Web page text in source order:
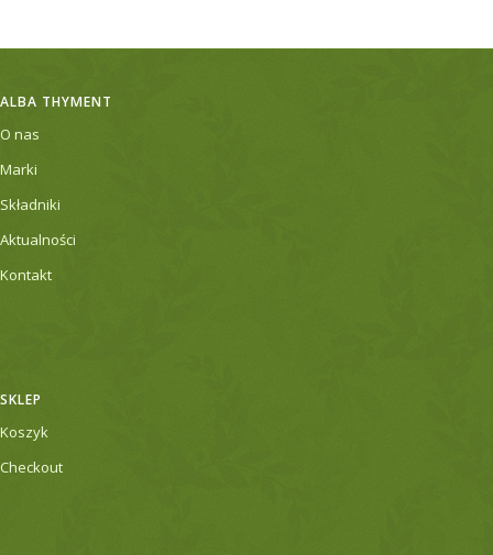
ALBA THYMENT
O nas
Marki
Składniki
Aktualności
Kontakt
SKLEP
Koszyk
Checkout